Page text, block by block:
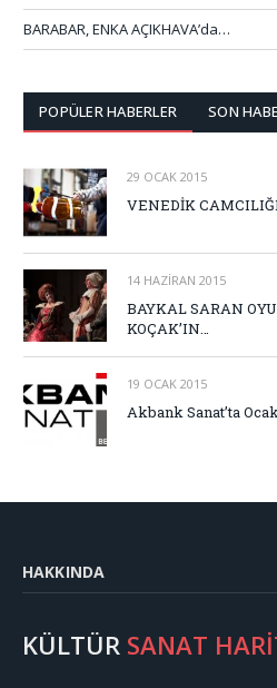
BARABAR, ENKA AÇIKHAVA’da…
POPÜLER HABERLER SON
29 OCAK 2015
VENEDİK
14 HAZIRAN 2015
BAYKAL SARAN
KOÇAK’IN…
19 OCAK 2015
Akbank Sanat’ta
HAKKINDA
KÜLTÜR SANAT